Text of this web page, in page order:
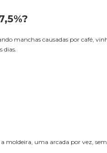
manchas causadas por café,
dias.
moldeira, uma arcada por vez,